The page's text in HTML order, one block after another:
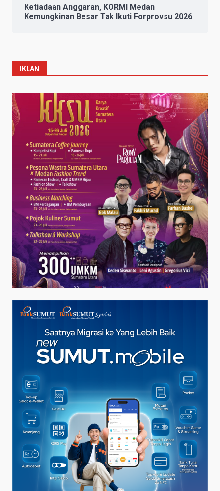
Ketiadaan Anggaran, KORMI Medan
Kemungkinan Besar Tak Ikuti Forprovsu 2026
IKLAN